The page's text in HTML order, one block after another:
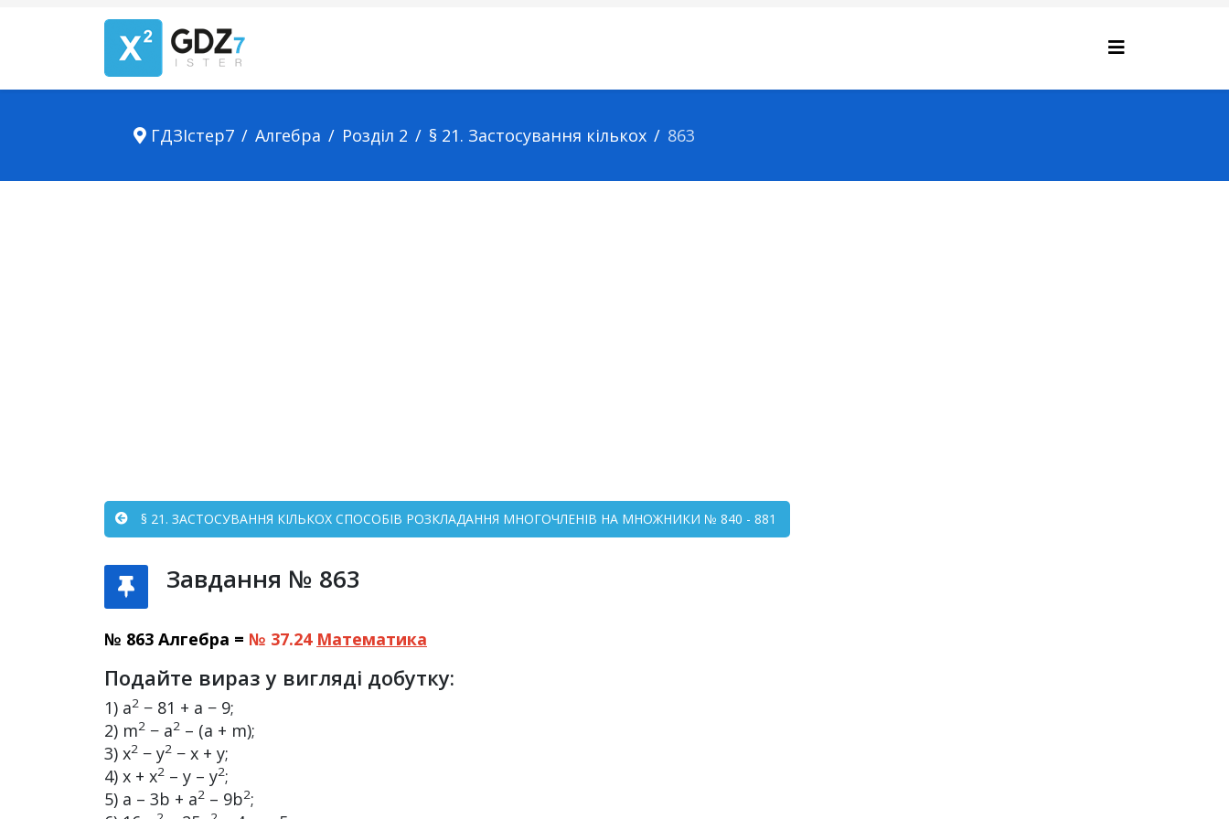
ГДЗІстер7 Алгебра Розділ 2 § 21. Застосування кількох 863
§ 21. ЗАСТОСУВАННЯ КІЛЬКОХ СПОСОБІВ РОЗКЛАДАННЯ МНОГОЧЛЕНІВ НА МНОЖНИКИ № 840 - 881
Завдання № 863
№ 863 Алгебра = № 37.24 Математика
Подайте вираз у вигляді добутку:
1) a2 − 81 + a − 9;
2) m2 − a2 – (a + m);
3) x2 − y2 − x + y;
4) x + x2 – y – y2;
5) a – 3b + a2 – 9b2;